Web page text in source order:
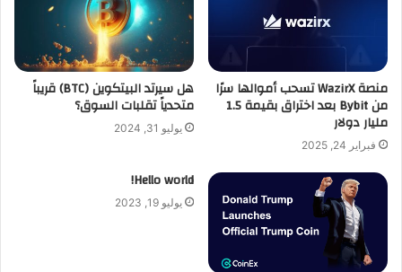
منصة WazirX تسحب أموالها سرًا
من Bybit بعد اختراق بقيمة 1.5
مليار دولار
فبراير 24, 2025
هل سيرتد البيتكوين (BTC) قريباً
متحدياً تقلبات السوق؟
يوليو 31, 2024
Hello world!
يوليو 19, 2023